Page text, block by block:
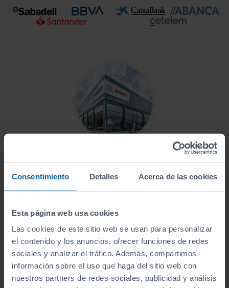
Consentimiento Detalles Acerca de las cookies
Esta página web usa cookies
Las cookies de este sitio web se usan para personalizar
el contenido y los anuncios, ofrecer funciones de redes
sociales y analizar el tráfico. Además, compartimos
información sobre el uso que haga del sitio web con
nuestros partners de redes sociales, publicidad y análisis
Ver localización y horarios
Ver vehículos del concesionario
¿Estás lejos o no puedes desplazarte?
Pruébalo en cualquiera de nuestras